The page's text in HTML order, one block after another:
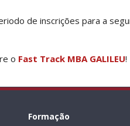
de inscrições para a
o Fast Track MBA GALILEU!
Formação